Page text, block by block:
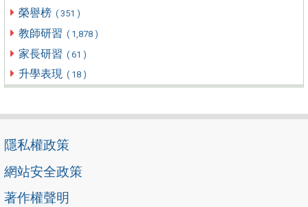
榮譽榜 ( 351 )
教師研習 ( 1,878 )
家長研習 ( 61 )
升學表現 ( 18 )
隱私權政策
網站安全政策
著作權聲明